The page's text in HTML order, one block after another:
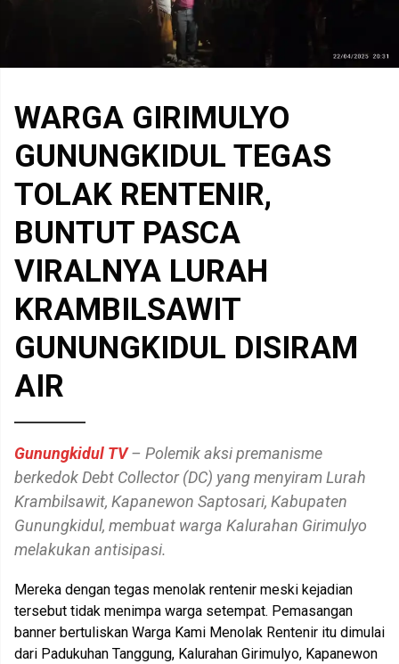
WARGA GIRIMULYO
GUNUNGKIDUL TEGAS
TOLAK RENTENIR,
BUNTUT PASCA
VIRALNYA LURAH
KRAMBILSAWIT
GUNUNGKIDUL DISIRAM
AIR
Gunungkidul TV– Polemik aksi premanisme
berkedok Debt Collector (DC) yang menyiram Lurah
Krambilsawit, Kapanewon Saptosari, Kabupaten
Gunungkidul, membuat warga Kalurahan Girimulyo
melakukan antisipasi.
Mereka dengan tegas menolak rentenir meski kejadian
tersebut tidak menimpa warga setempat. Pemasangan
banner bertuliskan Warga Kami Menolak Rentenir itu dimulai
dari Padukuhan Tanggung, Kalurahan Girimulyo, Kapanewon